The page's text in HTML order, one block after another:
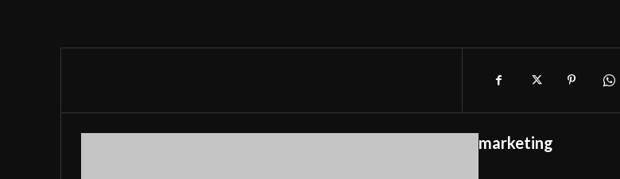
marketing